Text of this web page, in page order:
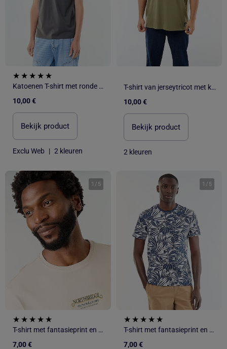
Katoenen T-shirt met ronde hals
10,00 €
Bekijk product
Exclu Web | 2 kleuren
T-shirt van jerseytricot met korte mouwen
10,00 €
Bekijk product
2 kleuren
1 / 5
T-shirt met fantasieprint en korte mouwen
7,00 €
1 / 5
T-shirt met fantasieprint en korte mouwen
7,00 €